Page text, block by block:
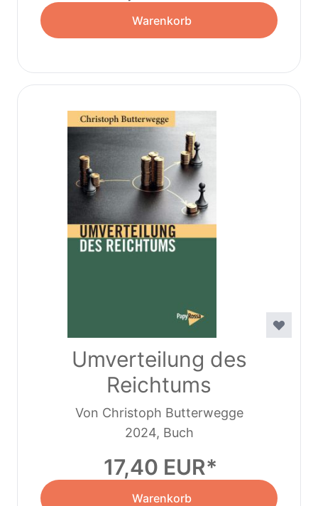
Warenkorb
Umverteilung des
Reichtums
Von Christoph Butterwegge
2024, Buch
17,40 EUR
Warenkorb